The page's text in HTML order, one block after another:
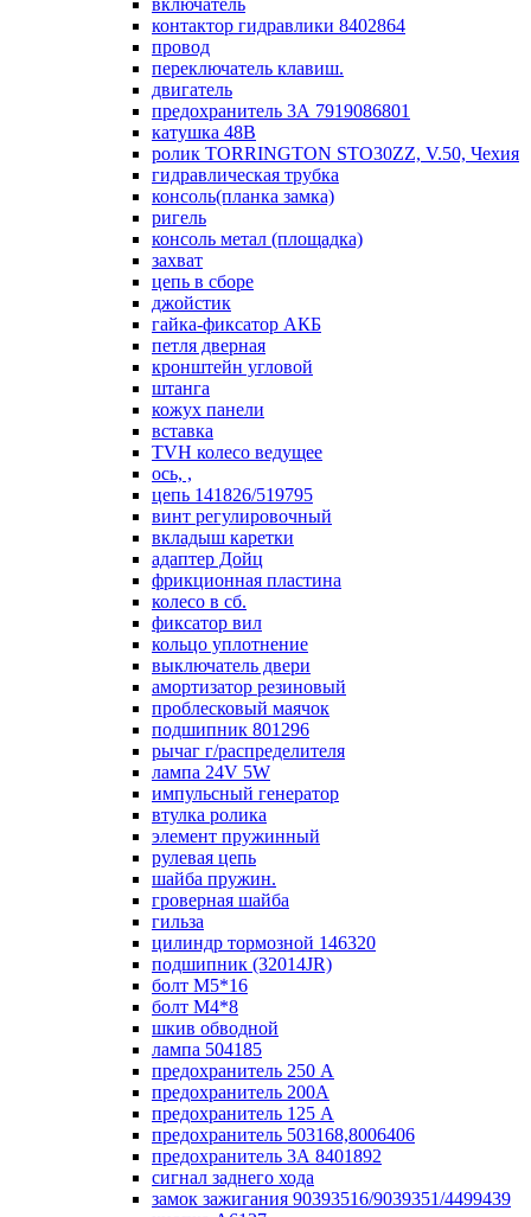
включатель
контактор гидравлики 8402864
провод
переключатель клавиш.
двигатель
предохранитель 3А 7919086801
катушка 48В
ролик TORRINGTON STO30ZZ, V.50, Чехия
гидравлическая трубка
консоль(планка замка)
ригель
консоль метал (площадка)
захват
цепь в сборе
джойстик
гайка-фиксатор АКБ
петля дверная
кронштейн угловой
штанга
кожух панели
вставка
TVH колесо ведущее
ось, ,
цепь 141826/519795
винт регулировочный
вкладыш каретки
адаптер Дойц
фрикционная пластина
колесо в сб.
фиксатор вил
кольцо уплотнение
выключатель двери
амортизатор резиновый
проблесковый маячок
подшипник 801296
рычаг г/распределителя
лампа 24V 5W
импульсный генератор
втулка ролика
элемент пружинный
рулевая цепь
шайба пружин.
гроверная шайба
гильза
цилиндр тормозной 146320
подшипник (32014JR)
болт М5*16
болт М4*8
шкив обводной
лампа 504185
предохранитель 250 А
предохранитель 200А
предохранитель 125 А
предохранитель 503168,8006406
предохранитель 3А 8401892
сигнал заднего хода
замок зажигания 90393516/9039351/4499439